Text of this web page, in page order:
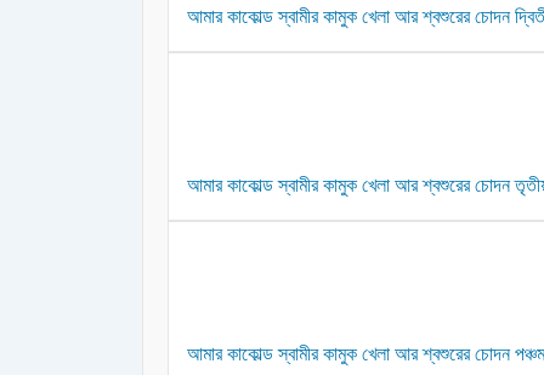
আমার কাকোল্ড স্বামীর কামুক খেলা আর শ্বশুরের চোদন
আমার কাকোল্ড স্বামীর কামুক খেলা আর শ্বশুরের চোদন
আমার কাকোল্ড স্বামীর কামুক খেলা আর শ্বশুরের চোদন পঞ্চম